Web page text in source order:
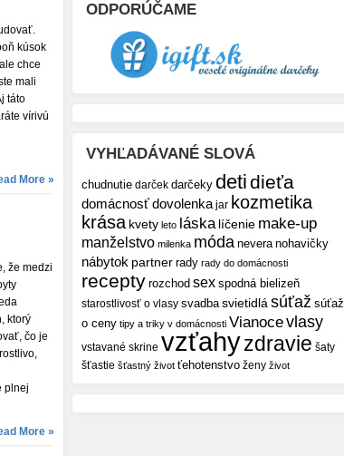
kúsok
chce
mali
táto
vírivú
More »
že medzi
ktorý
čo je
plnej
More »
ODPORÚČAME
VYHĽADÁVANÉ SLOVÁ
chudnutie darček darčeky detidieťa
domácnosťdovolenka jar kozmetika
krása kvety leto láska líčenie make-up
manželstvo milenka móda nevera nohavičky
nábytok partner rady rady do domácnosti
recepty rozchod sex spodná bielizeň
starostlivosť o vlasy svadba svietidlá súťaž súťaž
o ceny tipy a triky v domácnosti Vianocevlasy
vstavané skrine vzťahyzdravie šaty
šťastie šťastný život ťehotenstvo ženy život